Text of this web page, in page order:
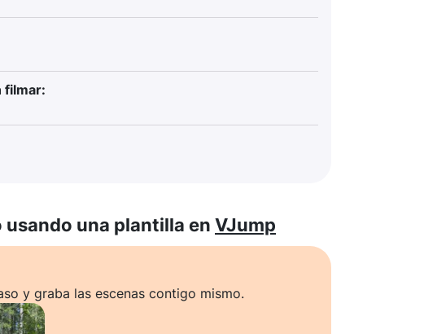
filmar:
usando una plantilla en VJump
y graba las escenas contigo mismo.